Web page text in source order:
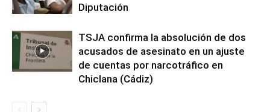
Diputación
TSJA confirma la absolución de dos
acusados de asesinato en un ajuste
de cuentas por narcotráfico en
Chiclana (Cádiz)